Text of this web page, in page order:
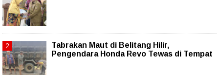
Tabrakan Maut di Belitang Hilir,
Pengendara Honda Revo Tewas di Tempat